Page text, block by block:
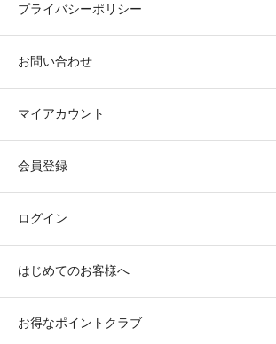
プライバシーポリシー
お問い合わせ
マイアカウント
会員登録
ログイン
はじめてのお客様へ
お得なポイントクラブ